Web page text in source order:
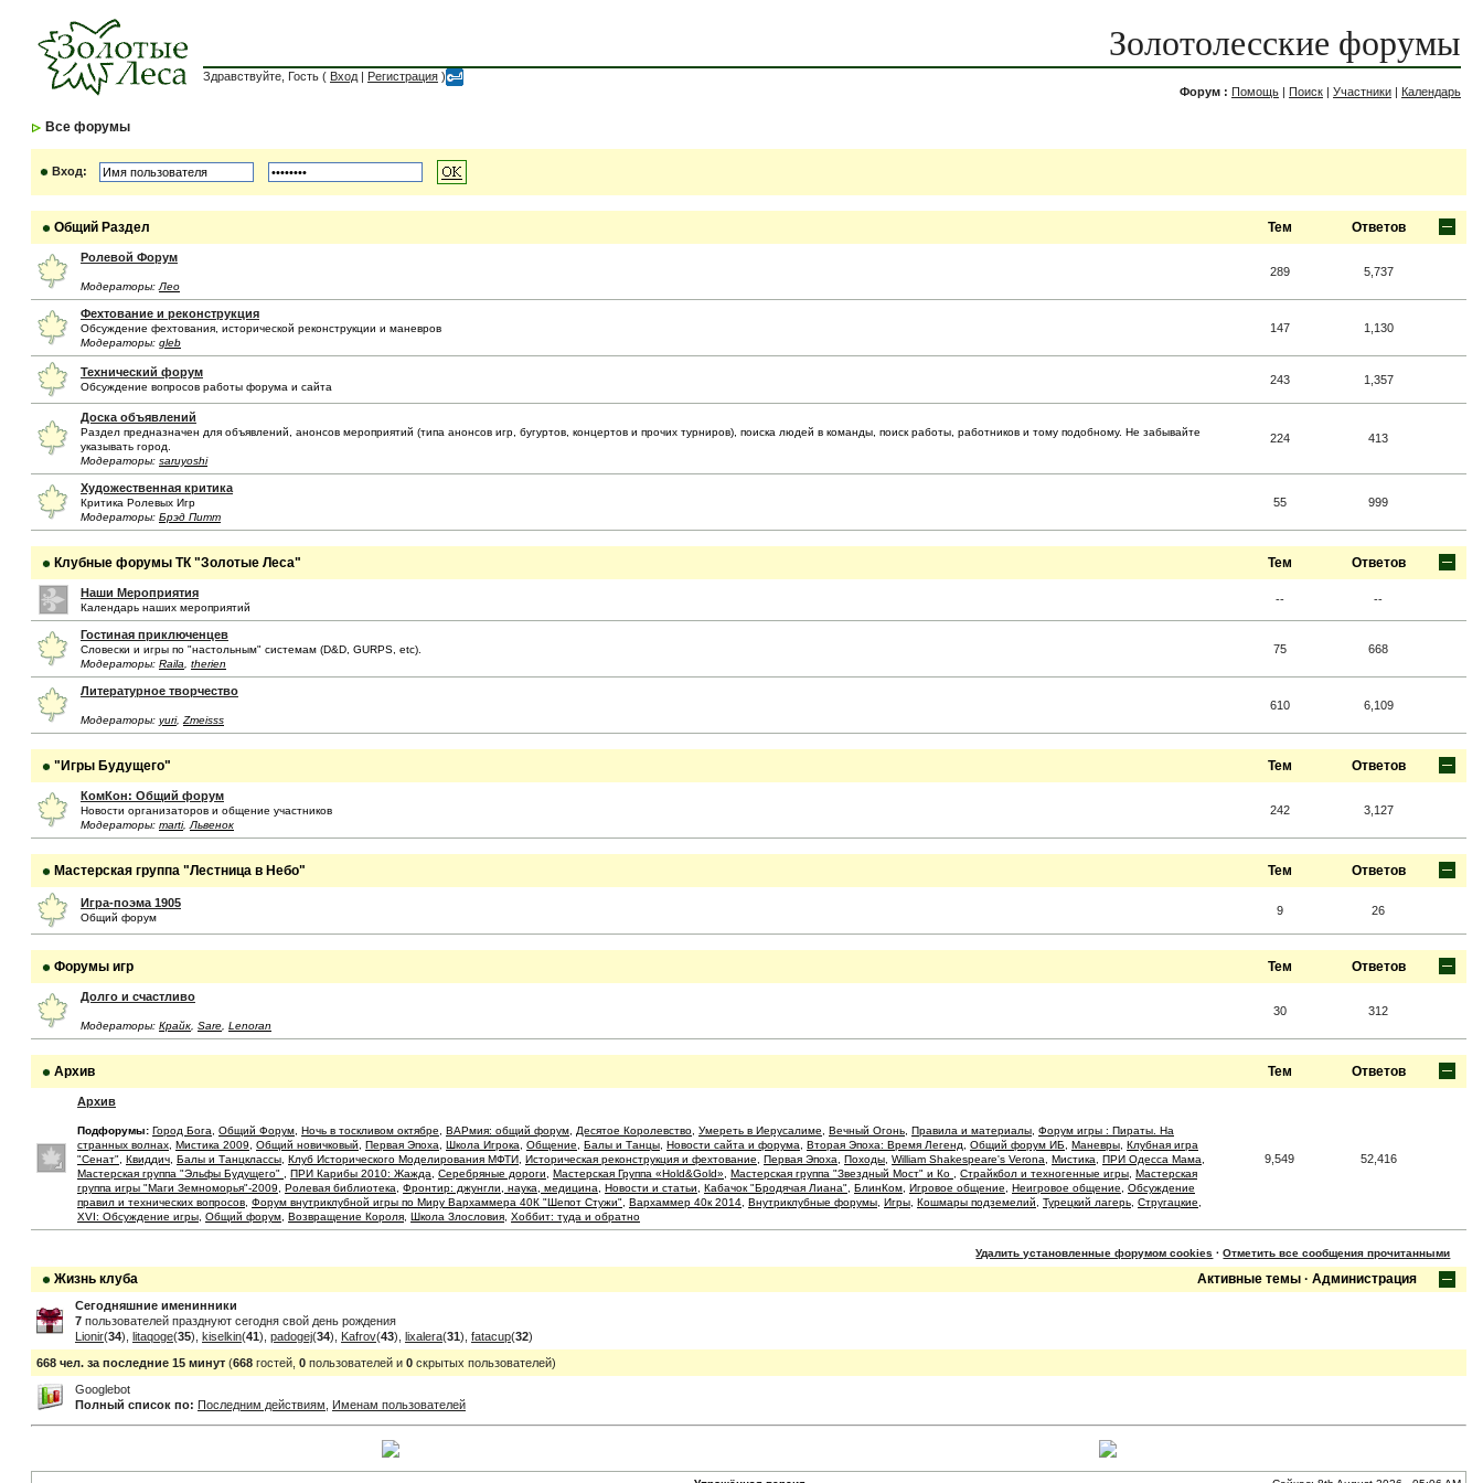
Золотолесские форумы
Здравствуйте, Гость ( Вход | Регистрация )
Форум : Помощь | Поиск | Участники | Календарь
Все форумы
Вход:
Общий Раздел Тем Ответов
Ролевой Форум
Модераторы: Лео
289 5,737
Фехтование и реконструкция
Обсуждение фехтования, исторической реконструкции и маневров
Модераторы: gleb
147 1,130
Технический форум
Обсуждение вопросов работы форума и сайта
243 1,357
Доска объявлений
Раздел предназначен для объявлений, анонсов мероприятий (типа анонсов игр, бугуртов, концертов и прочих турниров), поиска людей в команды, поиск работы, работников и тому подобному. Не забывайте
указывать город.
Модераторы: saruyoshi
224 413
Художественная критика
Критика Ролевых Игр
Модераторы: Брэд Питт
55 999
Клубные форумы ТК "Золотые Леса" Тем Ответов
Наши Мероприятия
Календарь наших мероприятий
-- --
Гостиная приключенцев
Словески и игры по "настольным" системам (D&D, GURPS, etc).
Модераторы: Raila therien
75 668
Литературное творчество
Модераторы: yuri, Zmeisss
610 6,109
"Игры Будущего" Тем Ответов
КомКон: Общий форум
Новости организаторов и общение участников
Модераторы: marti, Львенок
242 3,127
Мастерская группа "Лестница в Небо" Тем Ответов
Игра-поэма 1905
Общий форум
9 26
Форумы игр Тем Ответов
Долго и счастливо
Модераторы: Крайк Sare Lenoran
30 312
Архив Тем Ответов
Архив
Подфорумы: Город Бога Общий Форум Ночь в тоскливом октябре ВАРмия: общий форум Десятое Королевство Умереть в Иерусалиме Вечный Огонь Правила и материалы Форум игры : Пираты. На
странных волнах Мистика 2009 Общий новичковый Первая Эпоха Школа Игрока Общение Балы и Танцы Новости сайта и форума Вторая Эпоха: Время Легенд Общий форум ИБ Маневры Клубная игра
"Сенат" Квиддич Балы и Танцклассы Клуб Исторического Моделирования МФТИ Историческая реконструкция и фехтование Первая Эпоха Походы William Shakespeare's Verona Мистика ПРИ Одесса Мама
Мастерская группа "Эльфы Будущего"
ПРИ Карибы 2010: Жажда Серебряные дороги Мастерская Группа «Hold&Gold» Мастерская группа "Звездный Мост" и Ко Страйкбол и техногенные игры Мастерская
группа игры "Маги Земноморья"-2009
Ролевая библиотека Фронтир: джунгли, наука, медицина Новости и статьи Кабачок "Бродячая Лиана" БлинКом Игровое общение Неигровое общение
Обсуждение
правил и технических вопросов Форум внутриклубной игры по Миру Вархаммера 40К "Шепот Стужи" Вархаммер 40к 2014 Внутриклубные форумы Игры Кошмары подземелий Турецкий лагерь Стругацкие
XVI: Обсуждение игры Общий форум Возвращение Короля Школа Злословия Хоббит: туда и обратно
9,549 52,416
Удалить установленные форумом cookies ·Отметить все сообщения прочитанными
Жизнь клуба Активные темы · Администрация
Сегодняшние именинники
7 пользователей празднуют сегодня свой день рождения
Lionir(34), litaqoge(35), kiselkin(41), padogej(34), Kafrov(43), lixalera(31), fatacup(32)
668 чел. за последние 15 минут (668 гостей, 0 пользователей и 0 скрытых пользователей)
Googlebot
Полный список по: Последним действиям Именам пользователей